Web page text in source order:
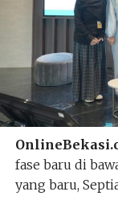
fase baru di
yang baru,